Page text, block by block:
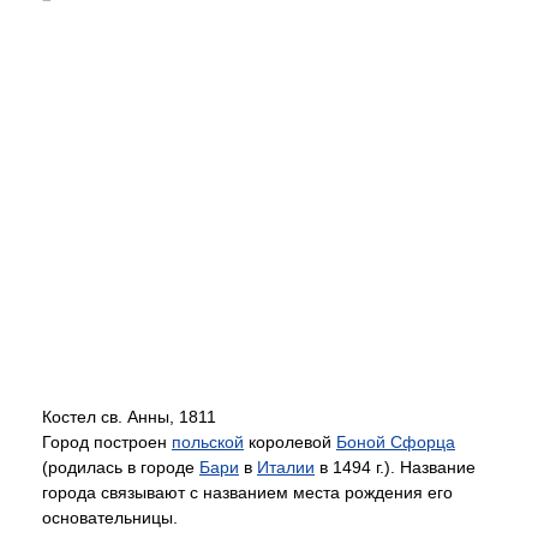
Костел св. Анны, 1811
Город построен польской королевой Боной Сфорца
(родилась в городе Бари в Италии в 1494 г.). Название
города связывают с названием места рождения его
основательницы.